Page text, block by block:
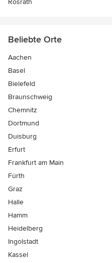
Rösrath
Beliebte Orte
Aachen
Basel
Bielefeld
Braunschweig
Chemnitz
Dortmund
Duisburg
Erfurt
Frankfurt am Main
Fürth
Graz
Halle
Hamm
Heidelberg
Ingolstadt
Kassel